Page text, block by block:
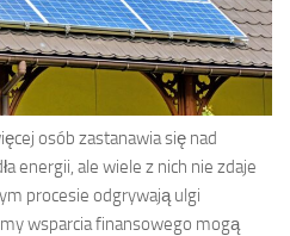
osób zastanawia się nad
energii, ale wiele z nich nie zdaje
procesie odgrywają ulgi
wsparcia finansowego mogą